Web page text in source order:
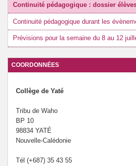
Continuité pédagogique : dossier
Continuité pédagogique durant les
Prévisions pour la semaine du 8 au 12
COORDONNÉES
Collège de Yaté
Tribu de Waho
BP 10
98834 YATÉ
Nouvelle-Calédonie
Tél (+687) 35 43 55